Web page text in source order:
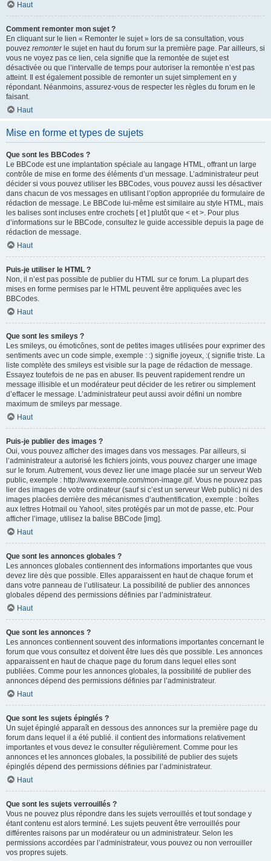
Haut
Comment remonter mon sujet ?
En cliquant sur le lien « Remonter le sujet » lors de sa consultation, vous
pouvez remonterle sujet en haut du forum sur la première page. Par ailleurs, si
vous ne voyez pas ce lien, cela signifie que la remontée de sujet est
désactivée ou que l’intervalle de temps pour autoriser la remontée n’est pas
atteint. Il est également possible de remonter un sujet simplement en y
répondant. Néanmoins, assurez-vous de respecter les règles du forum en le
faisant.
Haut
Mise en forme et types de sujets
Que sont les BBCodes ?
Le BBCode est une implantation spéciale au langage HTML, offrant un large
contrôle de mise en forme des éléments d’un message. L’administrateur peut
décider si vous pouvez utiliser les BBCodes, vous pouvez aussi les désactiver
dans chacun de vos messages en utilisant l’option appropriée du formulaire de
rédaction de message. Le BBCode lui-même est similaire au style HTML, mais
les balises sont incluses entre crochets [ et ] plutôt que < et >. Pour plus
d’informations sur le BBCode, consultez le guide accessible depuis la page de
rédaction de message.
Haut
Puis-je utiliser le HTML ?
Non, il n’est pas possible de publier du HTML sur ce forum. La plupart des
mises en forme permises par le HTML peuvent être appliquées avec les
BBCodes.
Haut
Que sont les smileys ?
Les smileys, ou émoticônes, sont de petites images utilisées pour exprimer des
sentiments avec un code simple, exemple : :) signifie joyeux, :( signifie triste. La
liste complète des smileys est visible sur la page de rédaction de message.
Essayez toutefois de ne pas en abuser. Ils peuvent rapidement rendre un
message illisible et un modérateur peut décider de les retirer ou simplement
d’effacer le message. L’administrateur peut aussi avoir défini un nombre
maximum de smileys par message.
Haut
Puis-je publier des images ?
Oui, vous pouvez afficher des images dans vos messages. Par ailleurs, si
l’administrateur a autorisé les fichiers joints, vous pouvez charger une image
sur le forum. Autrement, vous devez lier une image placée sur un serveur Web
public, exemple : http://www.exemple.com/mon-image.gif. Vous ne pouvez pas
lier des images de votre ordinateur (sauf si c’est un serveur Web public) ni des
images placées derrière des mécanismes d’authentification, exemple : boîtes
aux lettres Hotmail ou Yahoo!, sites protégés par un mot de passe, etc. Pour
afficher l’image, utilisez la balise BBCode [img].
Haut
Que sont les annonces globales ?
Les annonces globales contiennent des informations importantes que vous
devez lire dès que possible. Elles apparaissent en haut de chaque forum et
dans votre panneau de l’utilisateur. La possibilité de publier des annonces
globales dépend des permissions définies par l’administrateur.
Haut
Que sont les annonces ?
Les annonces contiennent souvent des informations importantes concernant le
forum que vous consultez et doivent être lues dès que possible. Les annonces
apparaissent en haut de chaque page du forum dans lequel elles sont
publiées. Comme pour les annonces globales, la possibilité de publier des
annonces dépend des permissions définies par l’administrateur.
Haut
Que sont les sujets épinglés ?
Un sujet épinglé apparaît en dessous des annonces sur la première page du
forum dans lequel il a été publié. il contient des informations relativement
importantes et vous devez le consulter régulièrement. Comme pour les
annonces et les annonces globales, la possibilité de publier des sujets
épinglés dépend des permissions définies par l’administrateur.
Haut
Que sont les sujets verrouillés ?
Vous ne pouvez plus répondre dans les sujets verrouillés et tout sondage y
étant contenu est alors terminé. Les sujets peuvent être verrouillés pour
différentes raisons par un modérateur ou un administrateur. Selon les
permissions accordées par l’administrateur, vous pouvez ou non verrouiller
vos propres sujets.